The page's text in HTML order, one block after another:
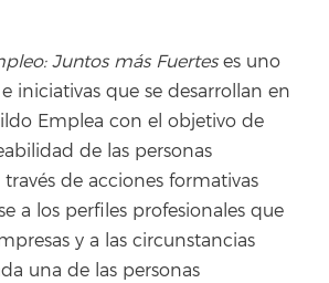
Juntos más Fuerteses uno
iniciativas que se desarrollan en
Emplea con el objetivo de
de las personas
de acciones formativas
a los perfiles profesionales que
y a las circunstancias
una de las personas